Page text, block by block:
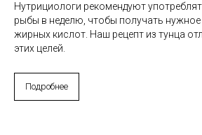
Нутрициологи рекомендуют
рыбы в неделю, чтобы получать
жирных кислот. Наш рецепт из тунца
этих целей.
Подробнее